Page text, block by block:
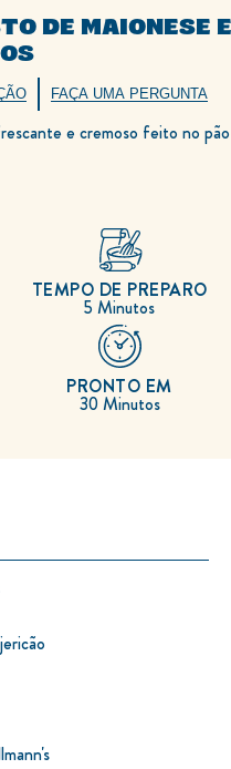
DE MAIONESE E
FAÇA UMA PERGUNTA
e cremoso feito no pão
5 Minutos
TEMPO DE PREPARO
30 Minutos
PRONTO EM